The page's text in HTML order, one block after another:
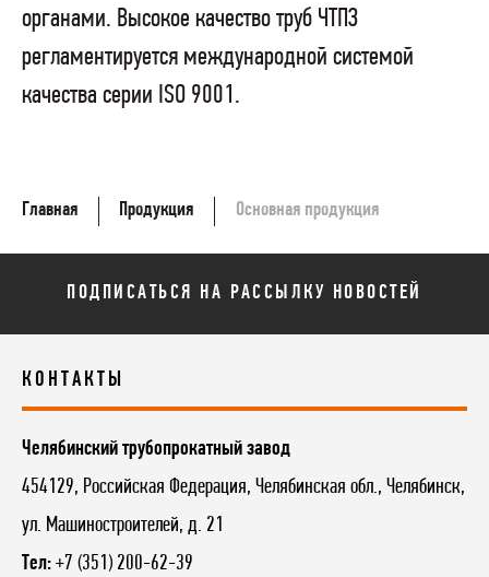
органами. Высокое качество труб ЧТПЗ
регламентируется международной системой
качества серии ISO 9001.
Главная Продукция Основная продукция
ПОДПИСАТЬСЯ НА РАССЫЛКУ НОВОСТЕЙ
КОНТАКТЫ
Челябинский трубопрокатный завод
454129, Российская Федерация, Челябинская обл., Челябинск,
ул. Машиностроителей, д. 21
Тел: +7 (351) 200-62-39